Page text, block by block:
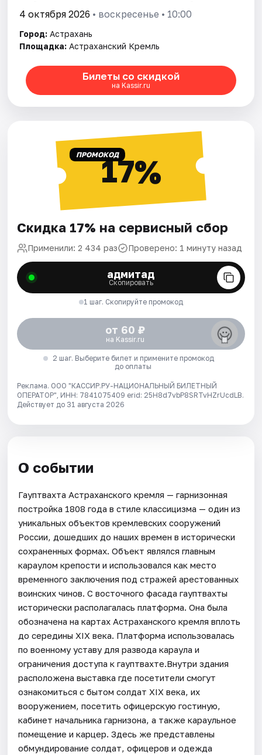
4 октября 2026 • воскресенье • 10:00
Город: Астрахань
Площадка: Астраханский Кремль
Билеты со скидкой
на Kassir.ru
ПРОМОКОД17%
Скидка 17% на сервисный сбор
Применили: 2 434 раз Проверено: 1 минуту назад
адмитад
Скопировать
1 шаг. Скопируйте промокод
от 60 ₽
на Kassir.ru
2 шаг. Выберите билет и примените промокод
до оплаты
Реклама. ООО "КАССИР.РУ-НАЦИОНАЛЬНЫЙ БИЛЕТНЫЙ
ОПЕРАТОР", ИНН: 7841075409 erid: 25H8d7vbP8SRTvHZrUcdLB.
Действует до 31 августа 2026
О событии
Гауптвахта Астраханского кремля — гарнизонная
постройка 1808 года в стиле классицизма — один из
уникальных объектов кремлевских сооружений
России, дошедших до наших времен в исторически
сохраненных формах. Объект являлся главным
караулом крепости и использовался как место
временного заключения под стражей арестованных
воинских чинов. С восточного фасада гауптвахты
исторически располагалась платформа. Она была
обозначена на картах Астраханского кремля вплоть
до середины XIX века. Платформа использовалась
по военному уставу для развода караула и
ограничения доступа к гауптвахте.Внутри здания
расположена выставка где посетители смогут
ознакомиться с бытом солдат XIX века, их
вооружением, посетить офицерскую гостиную,
кабинет начальника гарнизона, а также караульное
помещение и карцер. Здесь же представлены
обмундирование солдат, офицеров и одежда